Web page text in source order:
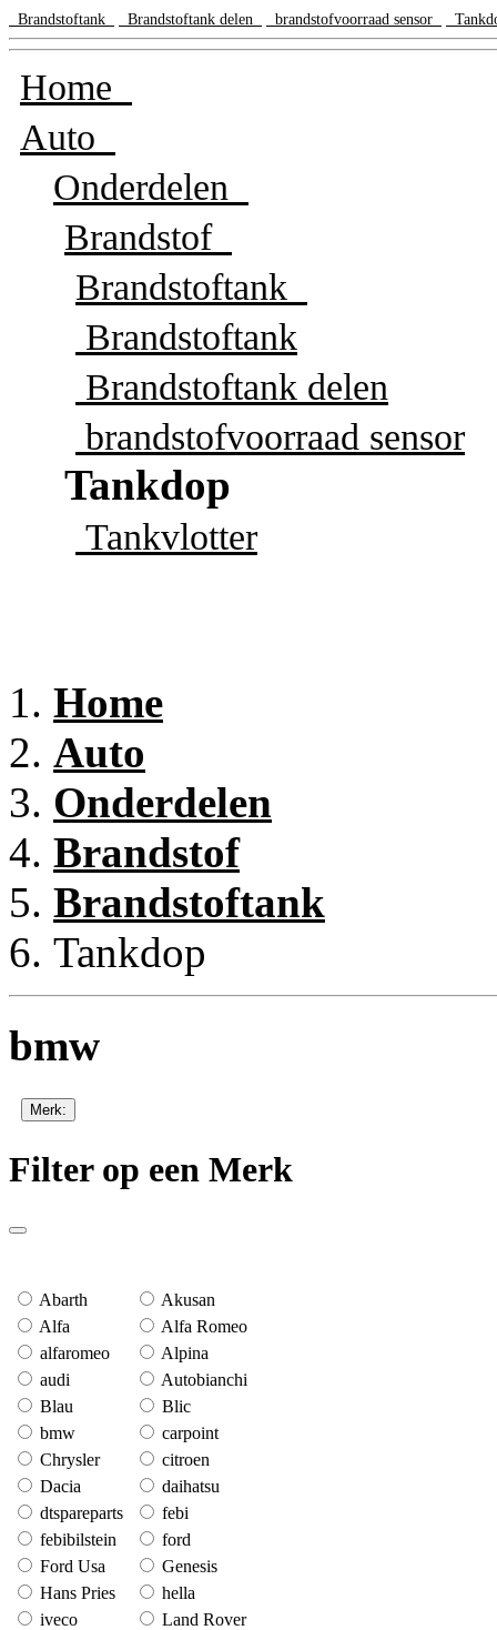
Brandstoftank Brandstoftank delen brandstofvoorraad sensor
Home
Auto
Onderdelen
Brandstof
Brandstoftank
Brandstoftank
Brandstoftank delen
brandstofvoorraad sensor
Tankdop
Tankvlotter
Home
Auto
Onderdelen
Brandstof
Brandstoftank
Tankdop
bmw
Merk:
Filter op een Merk
Abarth
Akusan
Alfa
Alfa Romeo
alfaromeo
Alpina
audi
Autobianchi
Blau
Blic
bmw
carpoint
Chrysler
citroen
Dacia
daihatsu
dtspareparts
febi
febibilstein
ford
Ford Usa
Genesis
Hans Pries
hella
iveco
Land Rover